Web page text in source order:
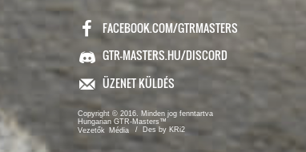
FACEBOOK.COM/GTRMASTERS
GTR-MASTERS.HU/DISCORD
ÜZENET KÜLDÉS
Copyright © 2016. Minden jog fenntartva
Hungarian GTR-Masters™
Vezetők
Média / Des by KRi2